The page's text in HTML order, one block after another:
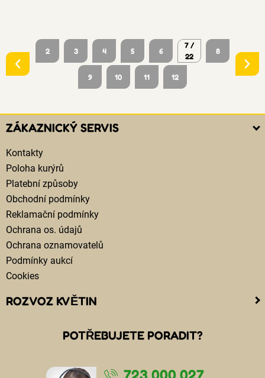
2 3 4 5 6
7 /
22
8
9 10 11 12
ZÁKAZNICKÝ SERVIS
Kontakty
Poloha kurýrů
Platební způsoby
Obchodní podmínky
Reklamační podmínky
Ochrana os. údajů
Ochrana oznamovatelů
Podmínky aukcí
Cookies
ROZVOZ KVĚTIN
Kam doručujeme květiny
Cena za doručení květin
Doručení květin sledujete online
POTŘEBUJETE PORADIT?